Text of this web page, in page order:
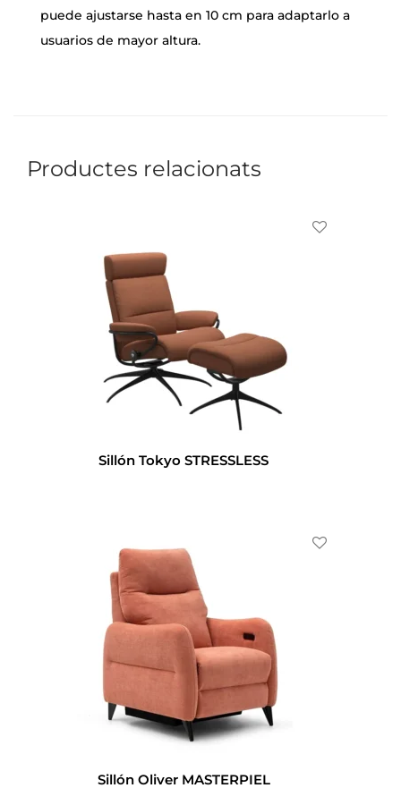
puede ajustarse hasta en 10 cm para adaptarlo a
usuarios de mayor altura.
Productes relacionats
Sillón Tokyo STRESSLESS
Sillón Oliver MASTERPIEL